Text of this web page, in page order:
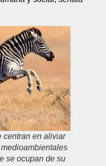
centran en aliviar
se ocupan de su